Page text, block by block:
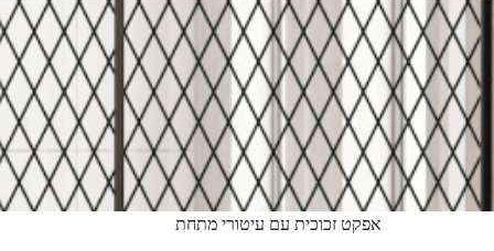
אפקט זכוכית עם עיטורי מתחת